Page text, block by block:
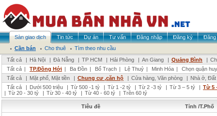
Sàn giao dịch Tin tức Dự án Tư vấn Đăng nhập Đăng ký
Đăng
Cần bán
Cho thuê
Tìm theo nhu cầu
Tất cả
| Hà Nội | Đà Nẵng | TP HCM | Hải Phòng | An Giang | Quảng Bình |
Tất cả | TP.Đồng Hới | Ba Đồn | Bố Trạch | Lệ Thuỷ | Minh Hóa |
Chọn quận
Tất cả
| Mặt phố, Mặt tiền | Chung cư ,căn hộ | Cửa hàng, Văn phòng | Nhà ở,
Tất cả
| Dưới 500 triệu | Từ 500 -1 tỷ | Từ 1 -2 tỷ | Từ 2 -3 tỷ | Từ 3 – 5 tỷ | Từ 5
| Từ 20 - 30 tỷ | Từ 30 - 40 tỷ | Từ 40 - 60 tỷ | Trên 60 tỷ
Tiêu đề Tỉnh /T.Phố